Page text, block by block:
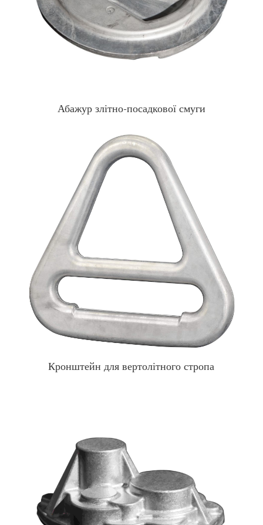
Абажур злітно-посадкової смуги
Кронштейн для вертолітного стропа